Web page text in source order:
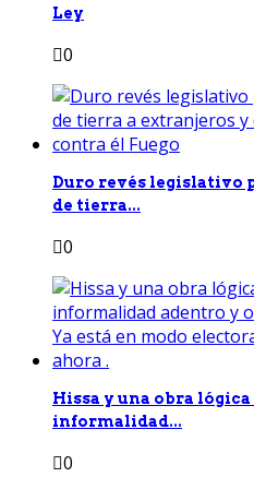
Ley
0
Duro revés legislativo
de tierra...
0
Hissa y una obra
informalidad...
0